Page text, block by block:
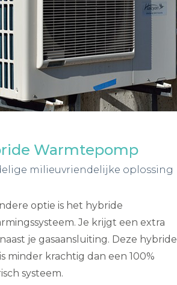
Warmtepomp
milieuvriendelijke oplossing
optie is het hybride
Je krijgt een extra
je gasaansluiting. Deze hybride
minder krachtig dan een 100%
systeem.